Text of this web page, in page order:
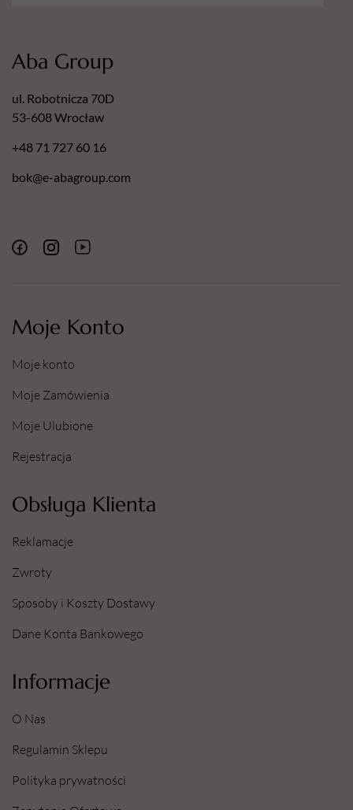
Moje Konto
Moje konto
Moje Zamówienia
Moje Ulubione
Rejestracja
Obsługa Klienta
Reklamacje
Zwroty
Sposoby i Koszty Dostawy
Dane Konta Bankowego
Informacje
O Nas
Regulamin Sklepu
Polityka prywatności
Aba Group
ul. Robotnicza 70D
53-608 Wrocław
+48 71 727 60 16
bok@e-abagroup.com